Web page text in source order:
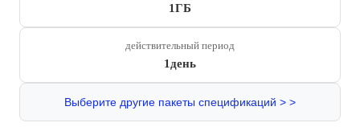
1ГБ
действительный период
1день
Выберите другие пакеты спецификаций > >